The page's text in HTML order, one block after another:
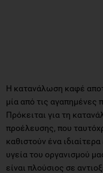
Η κατανάλωση καφέ
μία από τις αγαπημένες
Πρόκειται για τη
προέλευσης, που
καθιστούν ένα
υγεία του οργανισμού
είναι πλούσιος σε